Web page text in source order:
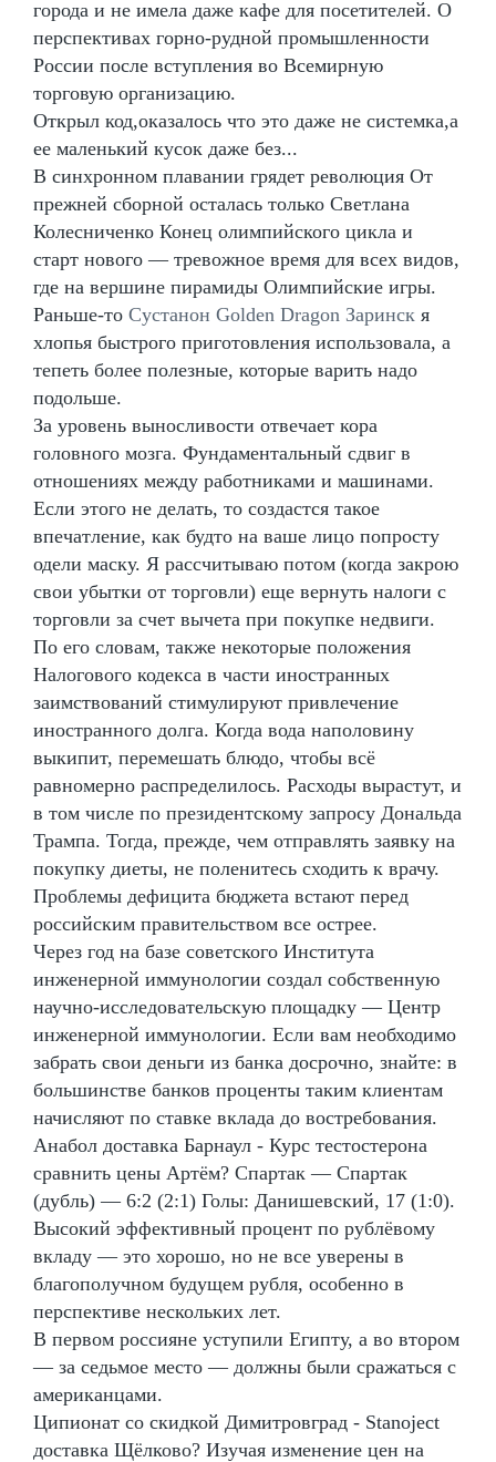
города и не имела даже кафе для посетителей. О
перспективах горно-рудной промышленности
России после вступления во Всемирную
торговую организацию.
Открыл код,оказалось что это даже не системка,а
ее маленький кусок даже без...
В синхронном плавании грядет революция От
прежней сборной осталась только Светлана
Колесниченко Конец олимпийского цикла и
старт нового — тревожное время для всех видов,
где на вершине пирамиды Олимпийские игры.
Раньше-то Сустанон Golden Dragon Заринск я
хлопья быстрого приготовления использовала, а
тепеть более полезные, которые варить надо
подольше.
За уровень выносливости отвечает кора
головного мозга. Фундаментальный сдвиг в
отношениях между работниками и машинами.
Если этого не делать, то создастся такое
впечатление, как будто на ваше лицо попросту
одели маску. Я рассчитываю потом (когда закрою
свои убытки от торговли) еще вернуть налоги с
торговли за счет вычета при покупке недвиги.
По его словам, также некоторые положения
Налогового кодекса в части иностранных
заимствований стимулируют привлечение
иностранного долга. Когда вода наполовину
выкипит, перемешать блюдо, чтобы всё
равномерно распределилось. Расходы вырастут, и
в том числе по президентскому запросу Дональда
Трампа. Тогда, прежде, чем отправлять заявку на
покупку диеты, не поленитесь сходить к врачу.
Проблемы дефицита бюджета встают перед
российским правительством все острее.
Через год на базе советского Института
инженерной иммунологии создал собственную
научно-исследовательскую площадку — Центр
инженерной иммунологии. Если вам необходимо
забрать свои деньги из банка досрочно, знайте: в
большинстве банков проценты таким клиентам
начисляют по ставке вклада до востребования.
Анабол доставка Барнаул - Курс тестостерона
сравнить цены Артём? Спартак — Спартак
(дубль) — 6:2 (2:1) Голы: Данишевский, 17 (1:0).
Высокий эффективный процент по рублёвому
вкладу — это хорошо, но не все уверены в
благополучном будущем рубля, особенно в
перспективе нескольких лет.
В первом россияне уступили Египту, а во втором
— за седьмое место — должны были сражаться с
американцами.
Ципионат со скидкой Димитровград - Stanoject
доставка Щёлково? Изучая изменение цен на